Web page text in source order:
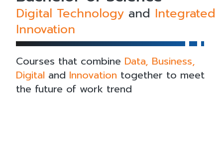
Digital Technology and Integrated
Innovation
Courses that combine Data, Business,
Digital and Innovation together to meet
the future of work trend